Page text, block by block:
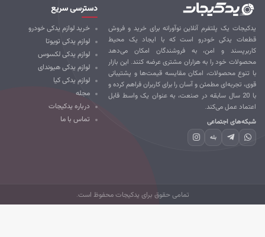
یک پلتفرم آنلاین نوآورانه برای خرید و فروش
یدکی خودرو است که با ایجاد یک محیط
و امن، به فروشندگان امکان می‌دهد
خود را به هزاران مشتری عرضه کنند. این بازار
تنوع محصولات، امکان مقایسه قیمت‌ها و پشتیبانی
تجربه‌ای مطمئن و آسان را برای کاربران فراهم کرده و
با 20 سال سابقه در صنعت، به عنوان یک واسط قابل
عمل می‌کند.
اجتماعی
بله
دسترسی سریع
خرید لوازم یدکی خودرو
لوازم یدکی تویوتا
لوازم یدکی لکسوس
لوازم یدکی هیوندای
لوازم یدکی کیا
مجله
درباره یدکیجات
تماس با ما
تمامی حقوق برای یدکیجات محفوظ است.